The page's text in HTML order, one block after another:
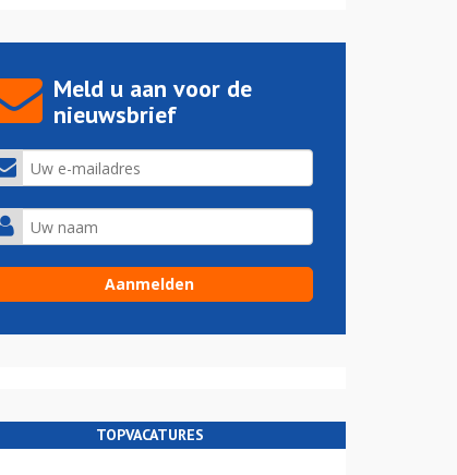
Meld u aan voor de
nieuwsbrief
TOPVACATURES